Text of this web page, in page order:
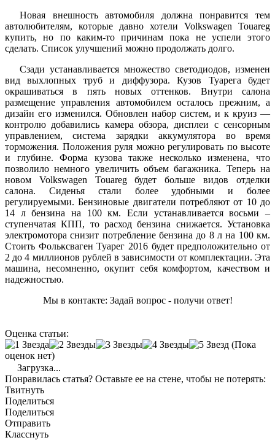
Новая внешность автомобиля должна понравится тем
автолюбителям, которые давно хотели Volkswagen Touareg
купить, но по каким-то причинам пока не успели этого
сделать. Список улучшений можно продолжать долго.
Сзади устанавливается множество светодиодов, изменен
вид выхлопных труб и диффузора. Кузов Туарега будет
окрашиваться в пять новых оттенков. Внутри салона
размещение управления автомобилем осталось прежним, а
дизайн его изменился. Обновлен набор систем, и к круиз —
контролю добавились камера обзора, дисплеи с сенсорным
управлением, система зарядки аккумулятора во время
торможения. Положения руля можно регулировать по высоте
и глубине. Форма кузова также несколько изменена, что
позволило немного увеличить объем багажника. Теперь на
новом Volkswagen Touareg будет больше видов отделки
салона. Сиденья стали более удобными и более
регулируемыми. Бензиновые двигатели потребляют от 10 до
14 л бензина на 100 км. Если устанавливается восьми –
ступенчатая КПП, то расход бензина снижается. Установка
электромотора снизит потребление бензина до 8 л на 100 км.
Стоить Фольксваген Туарег 2016 будет предположительно от
2 до 4 миллионов рублей в зависимости от комплектации. Эта
машина, несомненно, окупит себя комфортом, качеством и
надежностью.
Мы в контакте: Задай вопрос - получи ответ!
Оценка статьи:
(Пока
оценок нет)
Загрузка...
Понравилась статья? Оставьте ее на стене, чтобы не потерять:
Твитнуть
Поделиться
Поделиться
Отправить
Класснуть